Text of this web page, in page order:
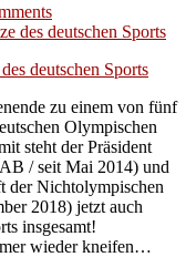
deutschen Sports
zu einem von fünf
Olympischen
steht der Präsident
/ seit Mai 2014) und
der Nichtolympischen
2018) jetzt auch
insgesamt!
wieder kneifen…